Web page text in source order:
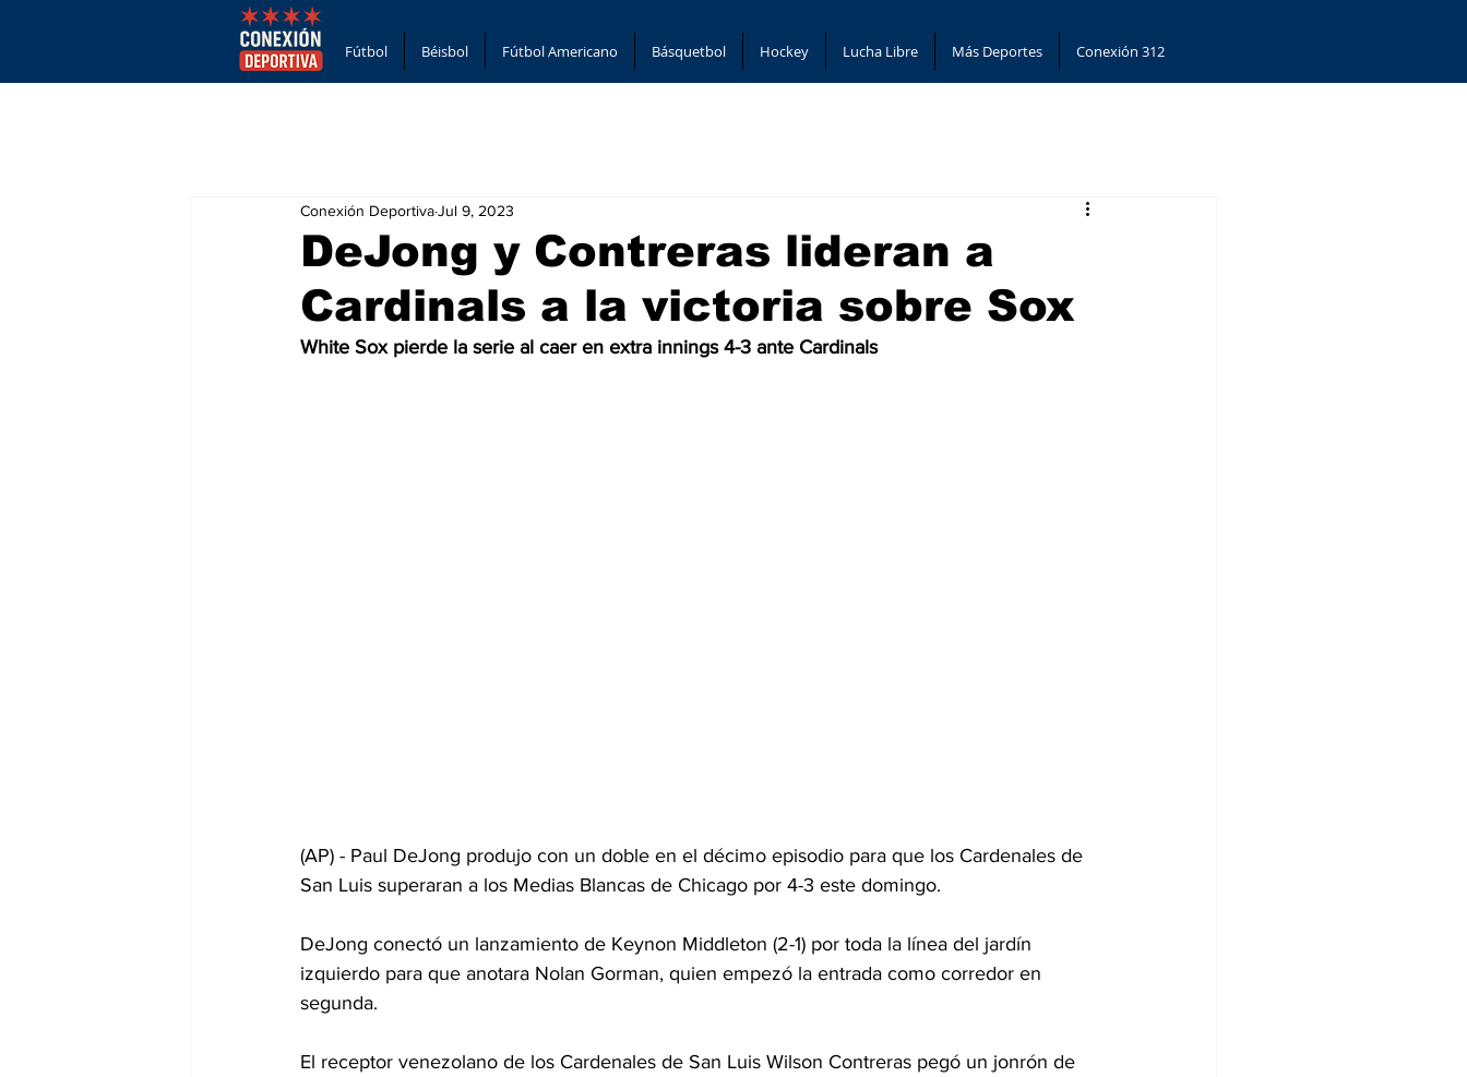
Fútbol Béisbol Fútbol Americano Básquetbol Hockey Lucha Libre Más Deportes Conexión 312
DeJong y Contreras lideran a
Cardinals a la victoria sobre Sox
Conexión DeportivaJul 9, 2023
White Sox pierde la serie al caer en extra innings 4-3 ante Cardinals
(AP) - Paul DeJong produjo con un doble en el décimo episodio para que los Cardenales de
San Luis superaran a los Medias Blancas de Chicago por 4-3 este domingo.
DeJong conectó un lanzamiento de Keynon Middleton (2-1) por toda la línea del jardín
izquierdo para que anotara Nolan Gorman, quien empezó la entrada como corredor en
segunda.
El receptor venezolano de los Cardenales de San Luis Wilson Contreras pegó un jonrón de